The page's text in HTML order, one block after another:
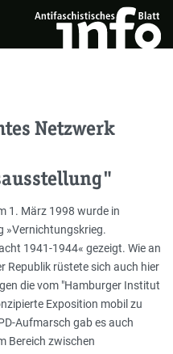
öffnen
Netzwerk
1. März 1998 wurde in
»Vernichtungskrieg.
1941-1944« gezeigt. Wie an
Republik rüstete sich auch hier
die vom "Hamburger Institut
Exposition mobil zu
Aufmarsch gab es auch
Bereich zwischen